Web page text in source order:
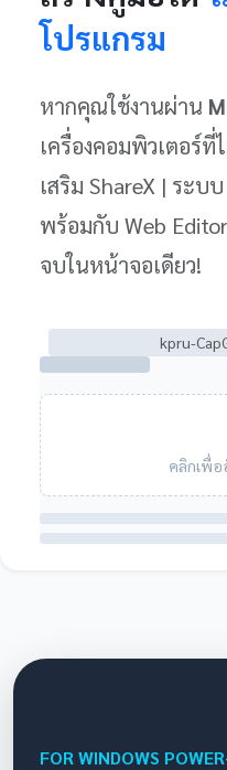
โปรแกรม
หากคุณใช้งานผ่าน
เครื่องคอมพิวเตอร์
เสริม ShareX | ระบ
พร้อมกับ Web
จบในหน้าจอเดียว!
kpru-
คลิกเพื่
FOR WINDOWS